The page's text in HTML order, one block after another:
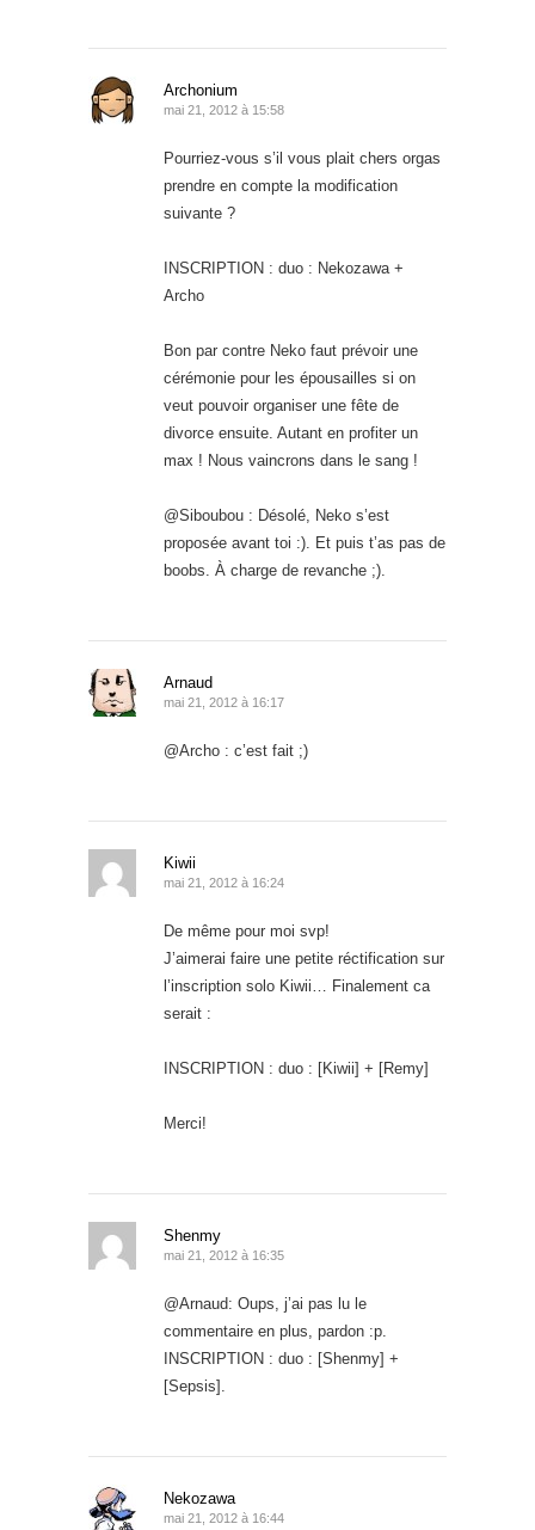
Archonium
mai 21, 2012 à 15:58
Pourriez-vous s’il vous plait chers orgas
prendre en compte la modification
suivante ?
INSCRIPTION : duo : Nekozawa +
Archo
Bon par contre Neko faut prévoir une
cérémonie pour les épousailles si on
veut pouvoir organiser une fête de
divorce ensuite. Autant en profiter un
max ! Nous vaincrons dans le sang !
@Siboubou : Désolé, Neko s’est
proposée avant toi :). Et puis t’as pas de
boobs. À charge de revanche ;).
Arnaud
mai 21, 2012 à 16:17
@Archo : c’est fait ;)
Kiwii
mai 21, 2012 à 16:24
De même pour moi svp!
J’aimerai faire une petite réctification sur
l’inscription solo Kiwii… Finalement ca
serait :
INSCRIPTION : duo : [Kiwii] + [Remy]
Merci!
Shenmy
mai 21, 2012 à 16:35
@Arnaud: Oups, j’ai pas lu le
commentaire en plus, pardon :p.
INSCRIPTION : duo : [Shenmy] +
[Sepsis].
Nekozawa
mai 21, 2012 à 16:44